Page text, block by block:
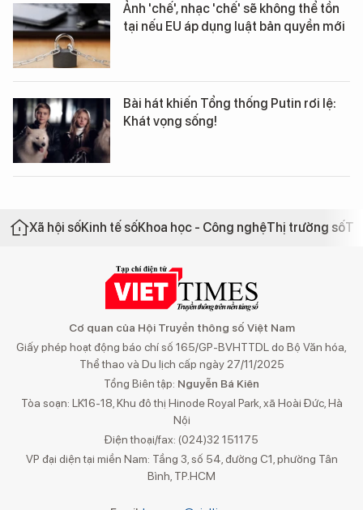
Ảnh 'chế', nhạc 'chế' sẽ không thể tồn
tại nếu EU áp dụng luật bản quyền mới
Bài hát khiến Tổng thống Putin rơi lệ:
Khát vọng sống!
Xã hội sốKinh tế sốKhoa học - Công nghệThị trường số
Cơ quan của Hội Truyền thông số Việt Nam
Giấy phép hoạt động báo chí số 165/GP-BVHTTDL do Bộ Văn hóa,
Thể thao và Du lịch cấp ngày 27/11/2025
Tổng Biên tập: Nguyễn Bá Kiên
Tòa soạn: LK16-18, Khu đô thị Hinode Royal Park, xã Hoài Đức, Hà
Nội
Điện thoại/fax: (024)32 151175
VP đại diện tại miền Nam: Tầng 3, số 54, đường C1, phường Tân
Bình, TP.HCM